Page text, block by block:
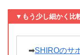
▼もう少し細かく比
➡SHIROのサ